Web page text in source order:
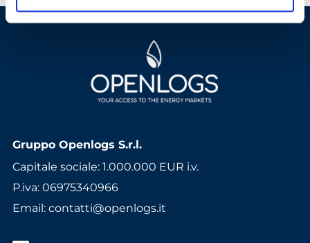
Gruppo Openlogs S.r.l.
Capitale sociale: 1.000.000 EUR i.v.
P.iva: 06975340966
Email: contatti@openlogs.it